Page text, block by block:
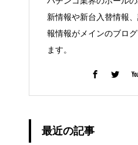
新情報や新台入替情報
報情報がメインのブロ
ます。
最近の記事